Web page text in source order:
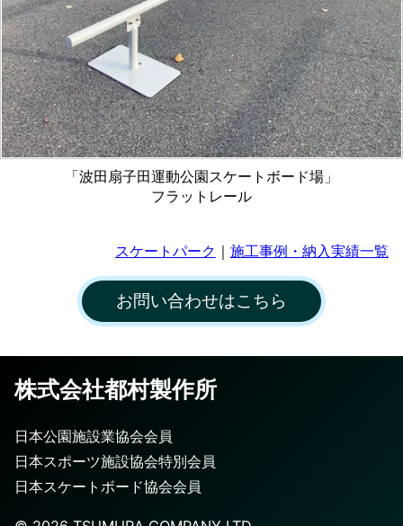
「波田扇子田運動公園スケートボード場」
フラットレール
スケートパーク ｜ 施工事例・納入実績一覧
お問い合わせはこちら
株式会社都村製作所
日本公園施設業協会会員
日本スポーツ施設協会特別会員
日本スケートボード協会会員